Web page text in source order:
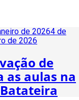
de 20264 de
de 2026
de
as aulas na
Batateira